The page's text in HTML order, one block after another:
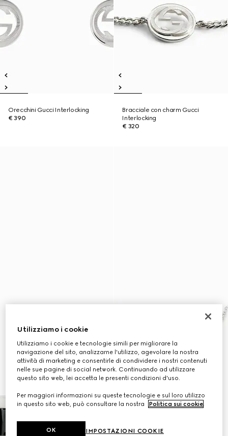
Orecchini Gucci Interlocking
€ 390
Bracciale con charm Gucci
Interlocking
€ 320
Utilizziamo i cookie
Utilizziamo i cookie e tecnologie simili per migliorare la
navigazione del sito, analizzarne l'utilizzo, agevolare la nostra
attività di marketing e consentirle di condividere i nostri contenuti
nelle sue pagine di social network. Continuando ad utilizzare
questo sito web, lei accetta le presenti condizioni d'uso.
Per maggiori informazioni su queste tecnologie e sul loro utilizzo
in questo sito web, può consultare la nostra
Politica sui cookie.
IMPOSTAZIONI COOKIE
OK